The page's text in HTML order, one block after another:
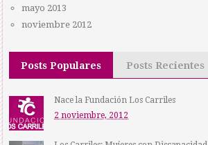
mayo 2013
noviembre 2012
Posts Populares Posts Recientes
Nace la Fundación Los Carriles
2 noviembre, 2012